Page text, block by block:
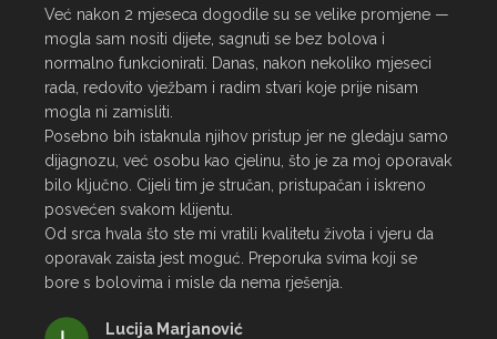
Već nakon 2 mjeseca dogodile su se velike promjene —
mogla sam nositi dijete, sagnuti se bez bolova i
normalno funkcionirati. Danas, nakon nekoliko mjeseci
rada, redovito vježbam i radim stvari koje prije nisam
mogla ni zamisliti.
Posebno bih istaknula njihov pristup jer ne gledaju samo
dijagnozu, već osobu kao cjelinu, što je za moj oporavak
bilo ključno. Cijeli tim je stručan, pristupačan i iskreno
posvećen svakom klijentu.
Od srca hvala što ste mi vratili kvalitetu života i vjeru da
oporavak zaista jest moguć. Preporuka svima koji se
bore s bolovima i misle da nema rješenja.
Lucija Marjanović